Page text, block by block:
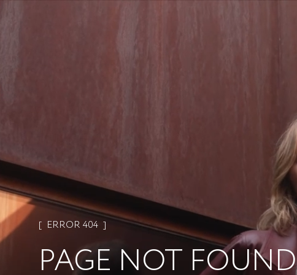
ERROR 404
PAGE NOT FOUND